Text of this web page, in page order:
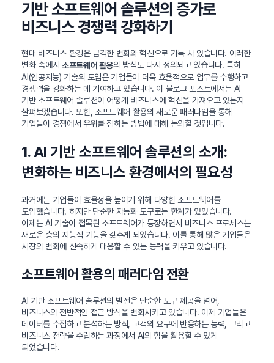
기반 소프트웨어 솔루션의 증가로
비즈니스 경쟁력 강화하기
현대 비즈니스 환경은 급격한 변화와 혁신으로 가득 차 있습니다. 이러한
변화 속에서 소프트웨어 활용의 방식도 다시 정의되고 있습니다. 특히
AI(인공지능) 기술의 도입은 기업들이 더욱 효율적으로 업무를 수행하고
경쟁력을 강화하는 데 기여하고 있습니다. 이 블로그 포스트에서는 AI
기반 소프트웨어 솔루션이 어떻게 비즈니스에 혁신을 가져오고 있는지
살펴보겠습니다. 또한, 소프트웨어 활용의 새로운 패러다임을 통해
기업들이 경쟁에서 우위를 점하는 방법에 대해 논의할 것입니다.
1. AI 기반 소프트웨어 솔루션의 소개:
변화하는 비즈니스 환경에서의 필요성
과거에는 기업들이 효율성을 높이기 위해 다양한 소프트웨어를
도입했습니다. 하지만 단순한 자동화 도구로는 한계가 있었습니다.
이제는 AI 기술이 접목된 소프트웨어가 등장하면서 비즈니스 프로세스는
새로운 층의 지능적 기능을 갖추게 되었습니다. 이를 통해 많은 기업들은
시장의 변화에 신속하게 대응할 수 있는 능력을 키우고 있습니다.
소프트웨어 활용의 패러다임 전환
AI 기반 소프트웨어 솔루션의 발전은 단순한 도구 제공을 넘어,
비즈니스의 전반적인 접근 방식을 변화시키고 있습니다. 이제 기업들은
데이터를 수집하고 분석하는 방식, 고객의 요구에 반응하는 능력, 그리고
비즈니스 전략을 수립하는 과정에서 AI의 힘을 활용할 수 있게
되었습니다.